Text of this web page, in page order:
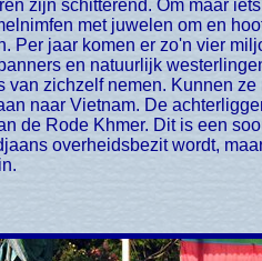
zijn schitterend. Om maar
met juwelen om en
Per jaar komen er zo'n vier
en natuurlijk
van zichzelf nemen. Kunnen
naar Vietnam. De
de Rode Khmer. Dit is een
overheidsbezit wordt,